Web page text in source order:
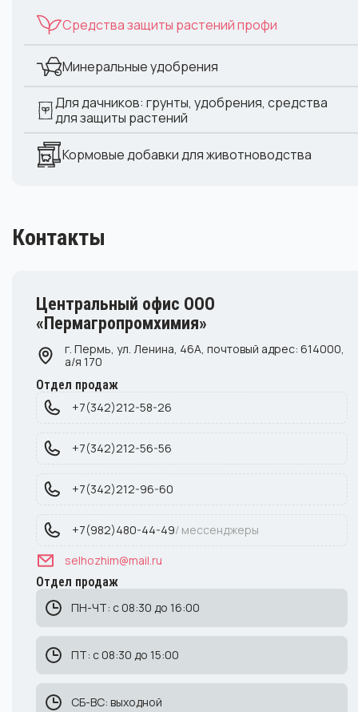
Средства защиты растений профи
Минеральные удобрения
Для дачников: грунты, удобрения, средства
для защиты растений
Кормовые добавки для животноводства
Контакты
Центральный офис ООО
«Пермагропромхимия»
г. Пермь, ул. Ленина, 46А, почтовый адрес: 614000,
а/я 170
Отдел продаж
+7(342)212-58-26
+7(342)212-56-56
+7(342)212-96-60
+7(982)480-44-49/ мессенджеры
selhozhim@mail.ru
Отдел продаж
ПН-ЧТ: с 08:30 до 16:00
ПТ: с 08:30 до 15:00
СБ-ВС: выходной